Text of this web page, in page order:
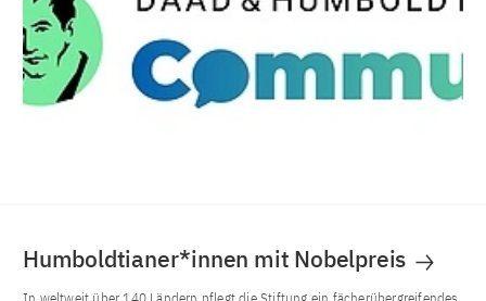
Humboldtianer*innen mit Nobelpreis